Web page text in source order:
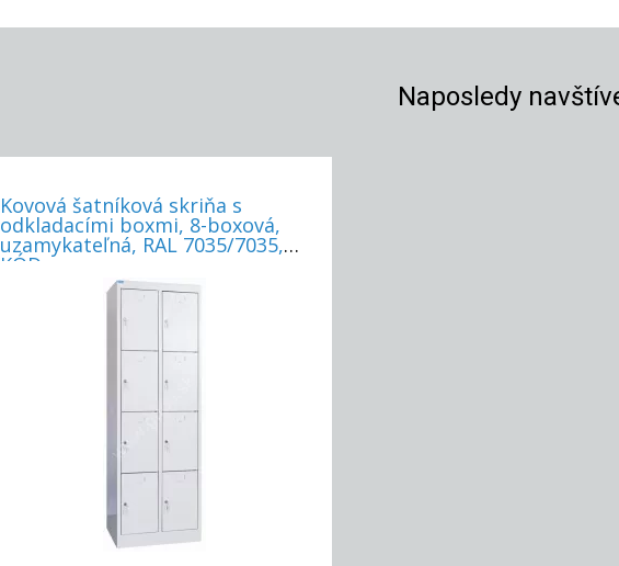
Naposledy
Kovová šatníková skriňa s
odkladacími boxmi, 8-boxová,
uzamykateľná, RAL 7035/7035,
KÓD